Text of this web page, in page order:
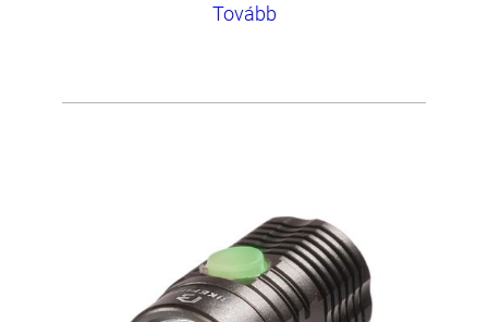
Tovább